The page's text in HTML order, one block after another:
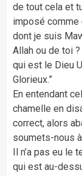
de tout cela et
imposé comme
dont je suis
Allah ou de toi
qui est le Dieu
Glorieux.”
En entendant
chamelle en
correct, alors
soumets-nous
Il n’a pas eu le
qui est au-